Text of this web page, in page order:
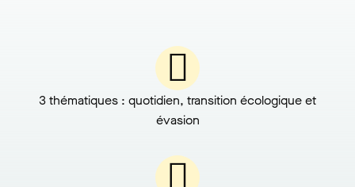
3 thématiques : quotidien, transition écologique et
évasion